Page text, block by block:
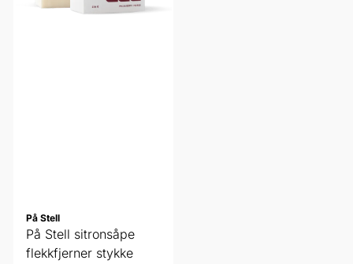
På Stell
På Stell sitronsåpe
flekkfjerner stykke